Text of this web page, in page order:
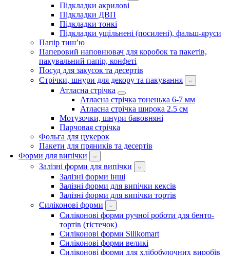
Підкладки акрилові
Підкладки ДВП
Підкладки тонкі
Підкладки ущільнені (посилені), фальш-яруси
Папір тиш’ю
Паперовий наповнювач для коробок та пакетів,
пакувальний папір, конфеті
Посуд для закусок та десертів
Стрічки, шнури для декору та пакування
Атласна стрічка
Атласна стрічка тоненька 6-7 мм
Атласна стрічка широка 2.5 см
Мотузочки, шнури бавовняні
Парчовая стрічка
Фольга для цукерок
Пакети для пряників та десертів
Форми для випічки
Залізні форми для випічки
Залізні форми інші
Залізні форми для випічки кексів
Залізні форми для випічки тортів
Силіконові форми
Силіконові форми ручної роботи для бенто-
тортів (тістечок)
Силіконові форми Silikomart
Силіконові форми великі
Силіконові форми для хлібобулочних виробів